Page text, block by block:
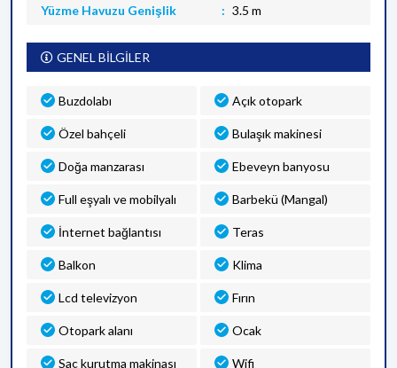
Yüzme Havuzu Genişlik 3.5 m
GENEL BİLGİLER
Buzdolabı Açık otopark
Özel bahçeli Bulaşık makinesi
Doğa manzarası Ebeveyn banyosu
Full eşyalı ve mobilyalı Barbekü (Mangal)
İnternet bağlantısı Teras
Balkon Klima
Lcd televizyon Fırın
Otopark alanı Ocak
Saç kurutma makinası Wifi